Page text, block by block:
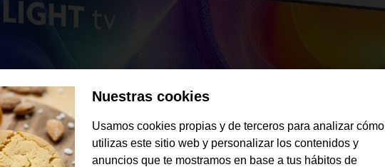
Nuestras cookies
Usamos cookies propias y de terceros para analizar cómo
utilizas este sitio web y personalizar los contenidos y
anuncios que te mostramos en base a tus hábitos de